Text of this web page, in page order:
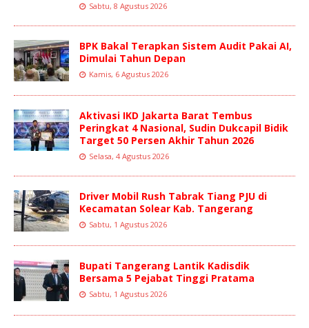
Sabtu, 8 Agustus 2026
BPK Bakal Terapkan Sistem Audit Pakai AI,
Dimulai Tahun Depan
Kamis, 6 Agustus 2026
Aktivasi IKD Jakarta Barat Tembus
Peringkat 4 Nasional, Sudin Dukcapil Bidik
Target 50 Persen Akhir Tahun 2026
Selasa, 4 Agustus 2026
Driver Mobil Rush Tabrak Tiang PJU di
Kecamatan Solear Kab. Tangerang
Sabtu, 1 Agustus 2026
Bupati Tangerang Lantik Kadisdik
Bersama 5 Pejabat Tinggi Pratama
Sabtu, 1 Agustus 2026